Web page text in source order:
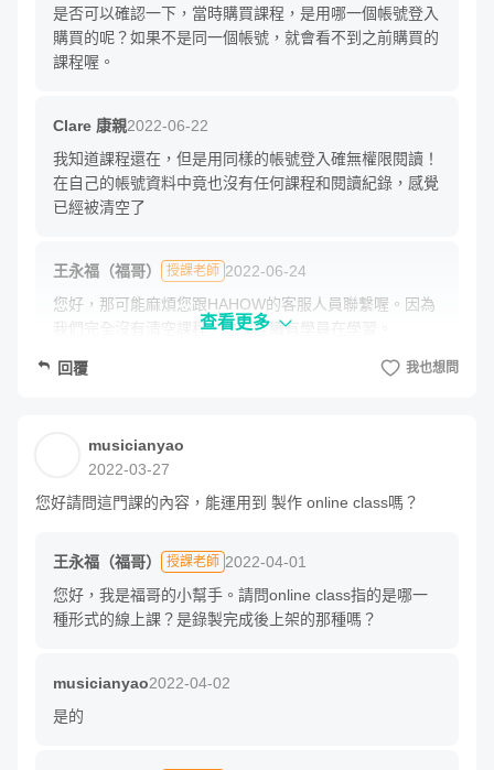
是否可以確認一下，當時購買課程，是用哪一個帳號登入
購買的呢？如果不是同一個帳號，就會看不到之前購買的
課程喔。
Clare 康親2022-06-22
我知道課程還在，但是用同樣的帳號登入確無權限閱讀！
在自己的帳號資料中竟也沒有任何課程和閱讀紀錄，感覺
已經被清空了
王永福（福哥） 授課老師 2022-06-24
您好，那可能麻煩您跟HAHOW的客服人員聯繫喔。因為
我們完全沒有清空課程，也都陸續有學員在學習。
Clare 老師好：
我是福哥，不曉得無法閱讀這個問題是否解決了？
我也會要求團隊持續關心這件事，或是請 E-mail：
totclub@gmail.com 給我，我會持續關注這件事哦
查看更多
回覆 我也想問
musicianyao
2022-03-27
您好請問這門課的內容，能運用到 製作 online class嗎？
王永福（福哥） 授課老師 2022-04-01
您好，我是福哥的小幫手。請問online class指的是哪一
種形式的線上課？是錄製完成後上架的那種嗎？
musicianyao2022-04-02
是的